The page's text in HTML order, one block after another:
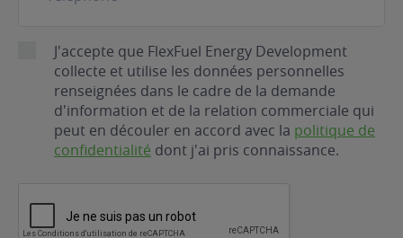
RGPDJ'accepte que FlexFuel Energy Development
collecte et utilise les données personnelles
renseignées dans le cadre de la demande
d'information et de la relation commerciale qui
peut en découler en accord avec la politique de
confidentialité dont j'ai pris connaissance.